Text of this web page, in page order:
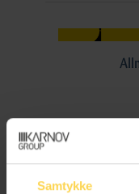
Samtykke